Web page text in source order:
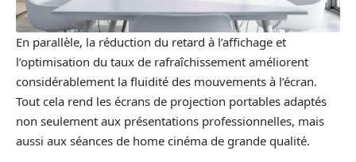
En parallèle, la réduction du retard à l’affichage et
l’optimisation du taux de rafraîchissement améliorent
considérablement la fluidité des mouvements à l’écran.
Tout cela rend les écrans de projection portables adaptés
non seulement aux présentations professionnelles, mais
aussi aux séances de home cinéma de grande qualité.